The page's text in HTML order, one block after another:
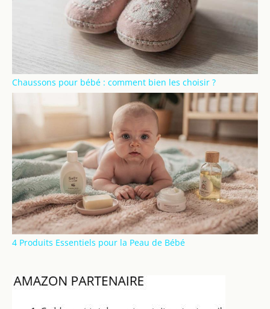
Chaussons pour bébé : comment bien les choisir ?
4 Produits Essentiels pour la Peau de Bébé